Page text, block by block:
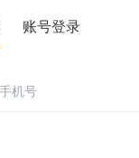
账号登录